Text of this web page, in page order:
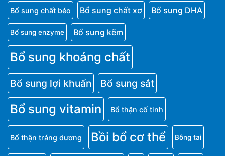
Bổ sung chất béo Bổ sung chất xơ Bổ sung DHA
Bổ sung enzyme Bổ sung kẽm
Bổ sung khoáng chất
Bổ sung lợi khuẩn Bổ sung sắt
Bổ sung vitamin Bổ thận cố tinh
Bổ thận tráng dương Bồi bổ cơ thể Bông tai